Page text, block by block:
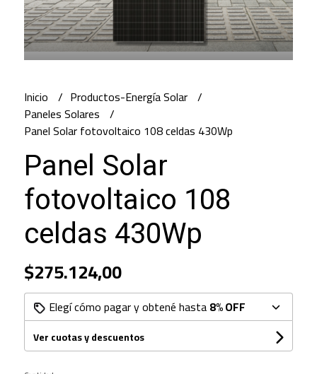
Inicio
Productos-Energía Solar
Paneles Solares
Panel Solar fotovoltaico 108 celdas 430Wp
Panel Solar
fotovoltaico 108
celdas 430Wp
$275.124,00
Elegí cómo pagar y obtené hasta8% OFF
Ver cuotas y descuentos